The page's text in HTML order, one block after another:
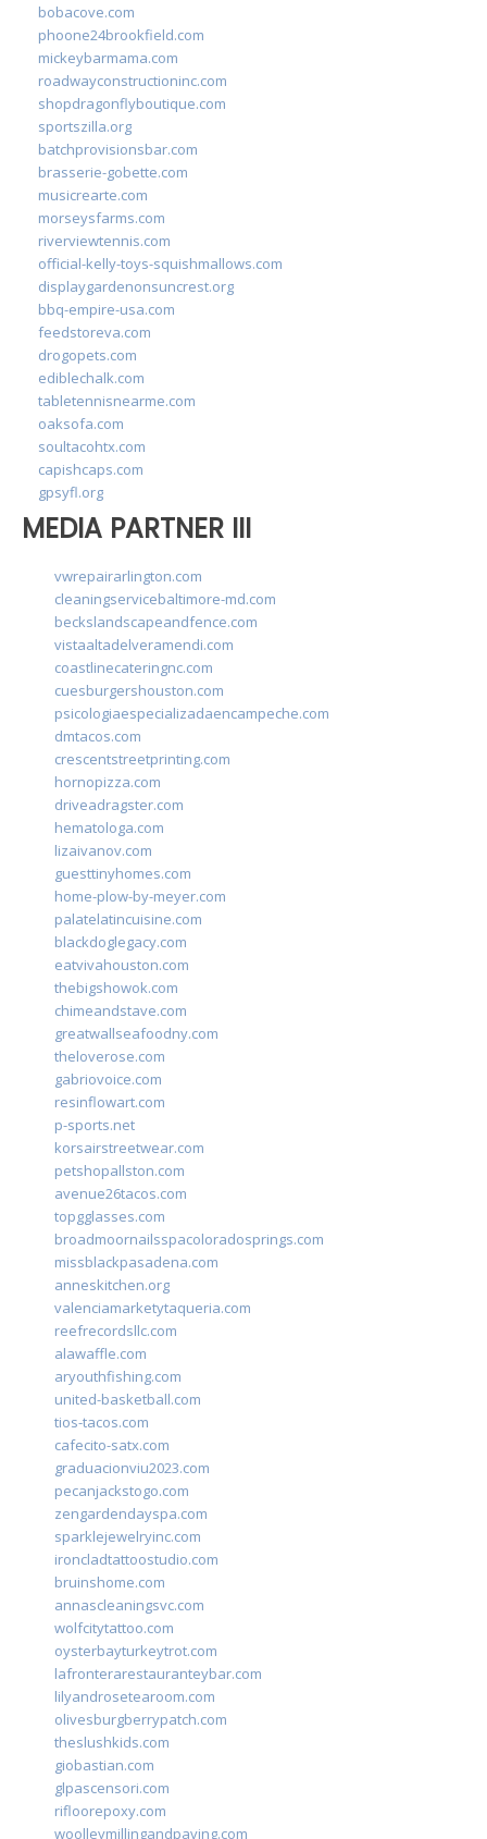
bobacove.com
phoone24brookfield.com
mickeybarmama.com
roadwayconstructioninc.com
shopdragonflyboutique.com
sportszilla.org
batchprovisionsbar.com
brasserie-gobette.com
musicrearte.com
morseysfarms.com
riverviewtennis.com
official-kelly-toys-squishmallows.com
displaygardenonsuncrest.org
bbq-empire-usa.com
feedstoreva.com
drogopets.com
ediblechalk.com
tabletennisnearme.com
oaksofa.com
soultacohtx.com
capishcaps.com
gpsyfl.org
MEDIA PARTNER III
vwrepairarlington.com
cleaningservicebaltimore-md.com
beckslandscapeandfence.com
vistaaltadelveramendi.com
coastlinecateringnc.com
cuesburgershouston.com
psicologiaespecializadaencampeche.com
dmtacos.com
crescentstreetprinting.com
hornopizza.com
driveadragster.com
hematologa.com
lizaivanov.com
guesttinyhomes.com
home-plow-by-meyer.com
palatelatincuisine.com
blackdoglegacy.com
eatvivahouston.com
thebigshowok.com
chimeandstave.com
greatwallseafoodny.com
theloverose.com
gabriovoice.com
resinflowart.com
p-sports.net
korsairstreetwear.com
petshopallston.com
avenue26tacos.com
topgglasses.com
broadmoornailsspacoloradosprings.com
missblackpasadena.com
anneskitchen.org
valenciamarketytaqueria.com
reefrecordsllc.com
alawaffle.com
aryouthfishing.com
united-basketball.com
tios-tacos.com
cafecito-satx.com
graduacionviu2023.com
pecanjackstogo.com
zengardendayspa.com
sparklejewelryinc.com
ironcladtattoostudio.com
bruinshome.com
annascleaningsvc.com
wolfcitytattoo.com
oysterbayturkeytrot.com
lafronterarestauranteybar.com
lilyandrosetearoom.com
olivesburgberrypatch.com
theslushkids.com
giobastian.com
glpascensori.com
rifloorepoxy.com
woolleymillingandpaving.com